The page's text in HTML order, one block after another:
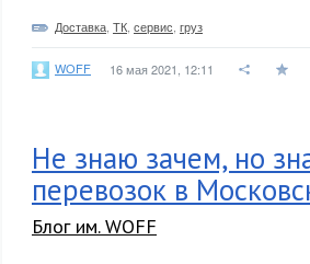
Доставка ТК сервис груз
WOFF 16 мая 2021, 12:11
Не знаю зачем, но
перевозок в
Блог им. WOFF